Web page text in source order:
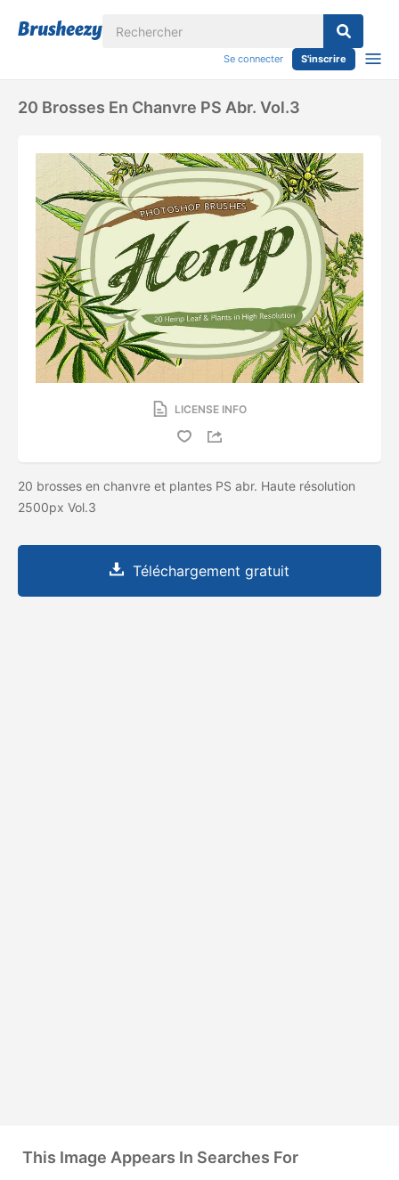
Se connecter S'inscrire
20 Brosses En Chanvre PS Abr. Vol.3
LICENSE INFO
20 brosses en chanvre et plantes PS abr. Haute résolution
2500px Vol.3
Téléchargement gratuit
This Image Appears In Searches For